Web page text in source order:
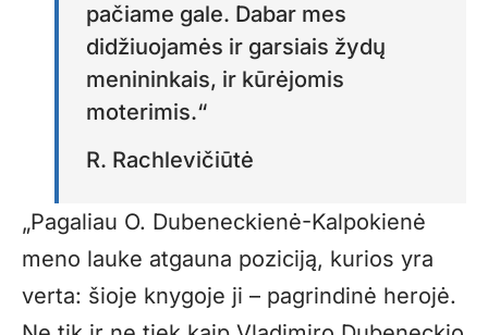
pačiame gale. Dabar mes
didžiuojamės ir garsiais žydų
menininkais, ir kūrėjomis
moterimis.“
R. Rachlevičiūtė
„Pagaliau O. Dubeneckienė-Kalpokienė
meno lauke atgauna poziciją, kurios yra
verta: šioje knygoje ji – pagrindinė herojė.